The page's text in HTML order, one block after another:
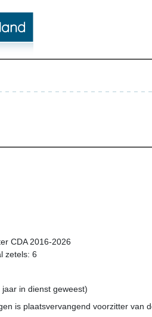
CDA 2016-2026
zetels: 6
in dienst geweest)
is plaatsvervangend voorzitter van